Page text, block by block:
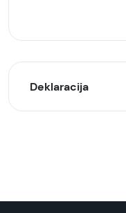
Deklaracija
Presa za kosu